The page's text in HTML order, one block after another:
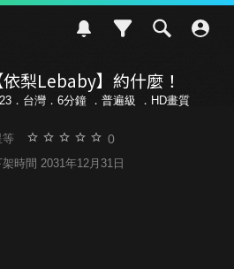
依梨Lebaby】約什麼！
．台灣．6分鐘 ． 普遍級 ．HD畫質
等 0
架時間 2031年12月31日